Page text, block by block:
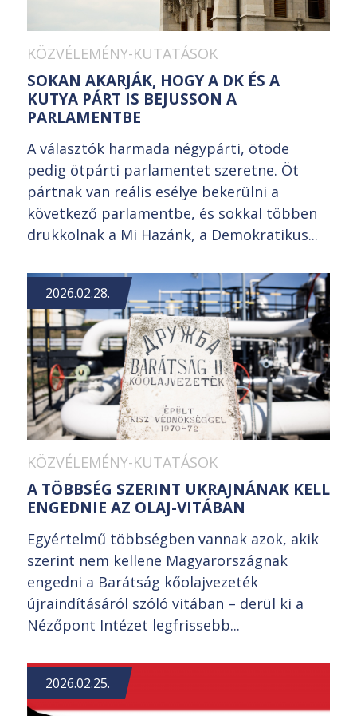
KÖZVÉLEMÉNY-KUTATÁSOK
SOKAN AKARJÁK, HOGY A DK ÉS A
KUTYA PÁRT IS BEJUSSON A
PARLAMENTBE
A választók harmada négypárti, ötöde
pedig ötpárti parlamentet szeretne. Öt
pártnak van reális esélye bekerülni a
következő parlamentbe, és sokkal többen
drukkolnak a Mi Hazánk, a Demokratikus...
2026.02.28.
KÖZVÉLEMÉNY-KUTATÁSOK
A TÖBBSÉG SZERINT UKRAJNÁNAK KELL
ENGEDNIE AZ OLAJ-VITÁBAN
Egyértelmű többségben vannak azok, akik
szerint nem kellene Magyarországnak
engedni a Barátság kőolajvezeték
újraindításáról szóló vitában – derül ki a
Nézőpont Intézet legfrissebb...
2026.02.25.